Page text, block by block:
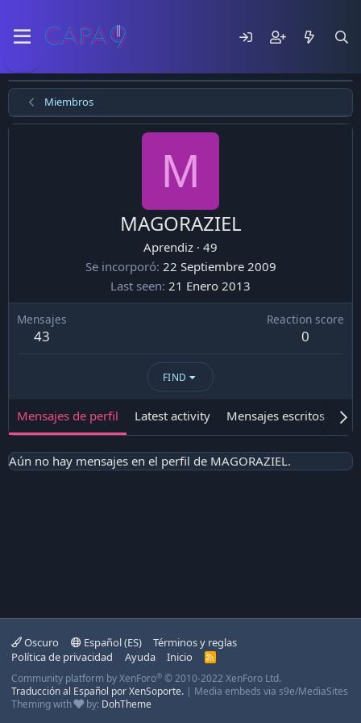
Miembros
M
MAGORAZIEL
Aprendiz · 49
Se incorporó 22 Septiembre 2009
Last seen 21 Enero 2013
Mensajes
43
Reaction score
0
FIND
Mensajes de perfil Latest activity Mensajes escritos
Aún no hay mensajes en el perfil de MAGORAZIEL.
Oscuro Español (ES)
Términos y reglas
Política de privacidad
Ayuda Inicio
R
S
Community platform by XenForo® © 2010-2022 XenForo Ltd.
Traducción al Español por XenSoporte. | Media embeds via s9e/MediaSites
Theming with
by: DohTheme